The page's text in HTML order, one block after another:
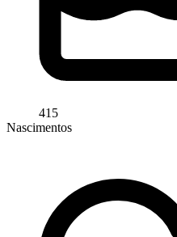
415
Nascimentos